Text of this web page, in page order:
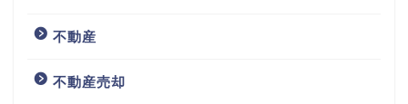
不動産
不動産売却